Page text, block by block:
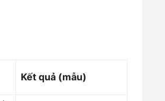
Kết quả (mẫu)